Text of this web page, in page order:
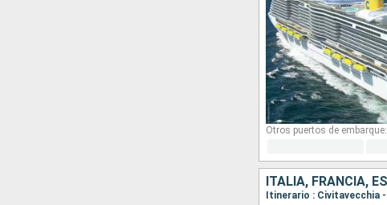
Otros puertos de embarque:
ITALIA, FRANCIA,
Itinerario : Civitavecchia